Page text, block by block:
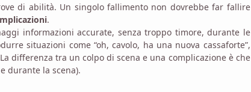
di abilità. Un singolo fallimento non dovrebbe far fallire
.
informazioni accurate, senza troppo timore, durante le
situazioni come “oh, cavolo, ha una nuova cassaforte”,
differenza tra un colpo di scena e una complicazione è che
durante la scena).